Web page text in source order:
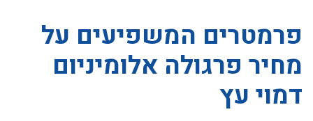
פרמטרים המשפיעים על
מחיר פרגולה אלומיניום
דמוי עץ